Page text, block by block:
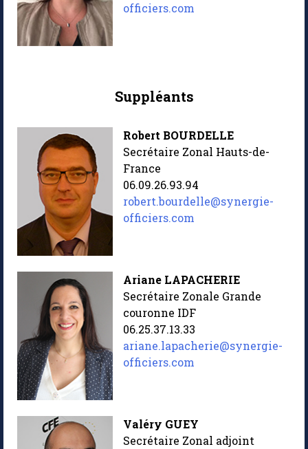
officiers.com
Suppléants
Robert BOURDELLE
Secrétaire Zonal Hauts-de-
France
06.09.26.93.94
robert.bourdelle@synergie-
officiers.com
Ariane LAPACHERIE
Secrétaire Zonale Grande
couronne IDF
06.25.37.13.33
ariane.lapacherie@synergie-
officiers.com
Valéry GUEY
Secrétaire Zonal adjoint